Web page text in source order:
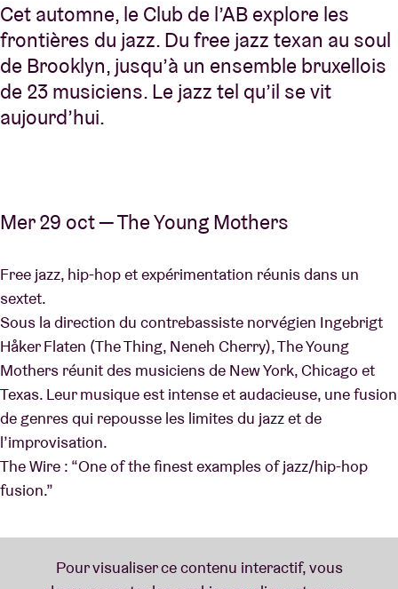
Cet automne, le Club de l’AB explore les
frontières du jazz. Du free jazz texan au soul
de Brooklyn, jusqu’à un ensemble bruxellois
de 23 musiciens. Le jazz tel qu’il se vit
aujourd’hui.
Mer 29 oct — The Young Mothers
Free jazz, hip-hop et expérimentation réunis dans un
sextet.
Sous la direction du contrebassiste norvégien Ingebrigt
Håker Flaten (The Thing, Neneh Cherry), The Young
Mothers réunit des musiciens de New York, Chicago et
Texas. Leur musique est intense et audacieuse, une fusion
de genres qui repousse les limites du jazz et de
l’improvisation.
The Wire : “One of the finest examples of jazz/hip-hop
fusion.”